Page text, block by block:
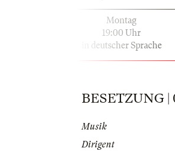
Montag
19:00 Uhr
in deutscher Sprache
BESETZUNG |
Musik
Dirigent